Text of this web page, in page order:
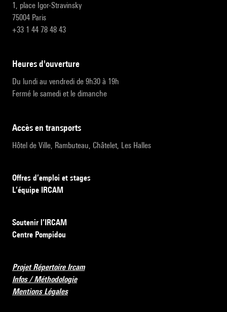
1, place Igor-Stravinsky
75004 Paris
+33 1 44 78 48 43
heures d'ouverture
Du lundi au vendredi de 9h30 à 19h
Fermé le samedi et le dimanche
accès en transports
Hôtel de Ville, Rambuteau, Châtelet, Les Halles
Offres d’emploi et stages
L’équipe IRCAM
Soutenir l’IRCAM
Centre Pompidou
Projet Répertoire Ircam
Infos / Méthodologie
Mentions Légales